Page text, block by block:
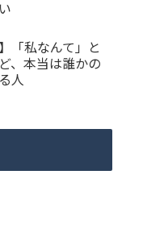
「私なんて」と
、本当は誰かの
人